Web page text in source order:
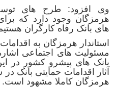
وی افزود: طرح های
هرمزگان وجود دارد که
های بانک رفاه کارگران
استاندار هرمزگان به
مسئولیت های اجتماعی
بانک های پیشرو کشور در
آثار اقدامات حمایتی بانک
هرمزگان کاملا مشهود است.